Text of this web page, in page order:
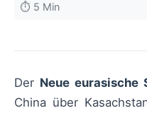
⏱️ 5 Min
Der Neue eurasische
China über